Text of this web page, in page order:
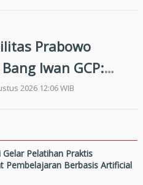
Kesiapan
Kabupaten/Kota
Prabowo
Iwan GCP:
Jangan
Ganti Presiden!
dari Tidurmu, Ini
Pilihan Rakyat
2026 12:06 WIB
Pelatihan Praktis
Pembelajaran Berbasis Artificial